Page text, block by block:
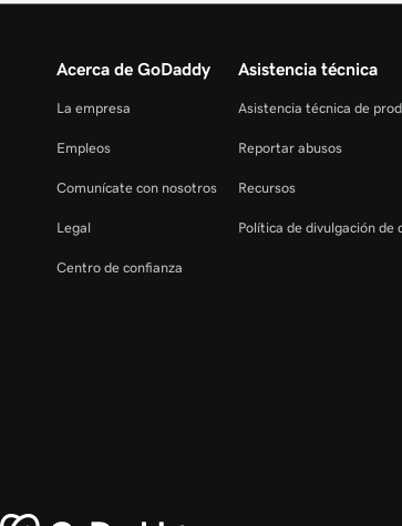
Acerca de GoDaddy
La empresa
Empleos
Comunícate con nosotros
Legal
Centro de confianza
Asistencia técnica
Asistencia técnica de
Reportar abusos
Recursos
Política de divulgación